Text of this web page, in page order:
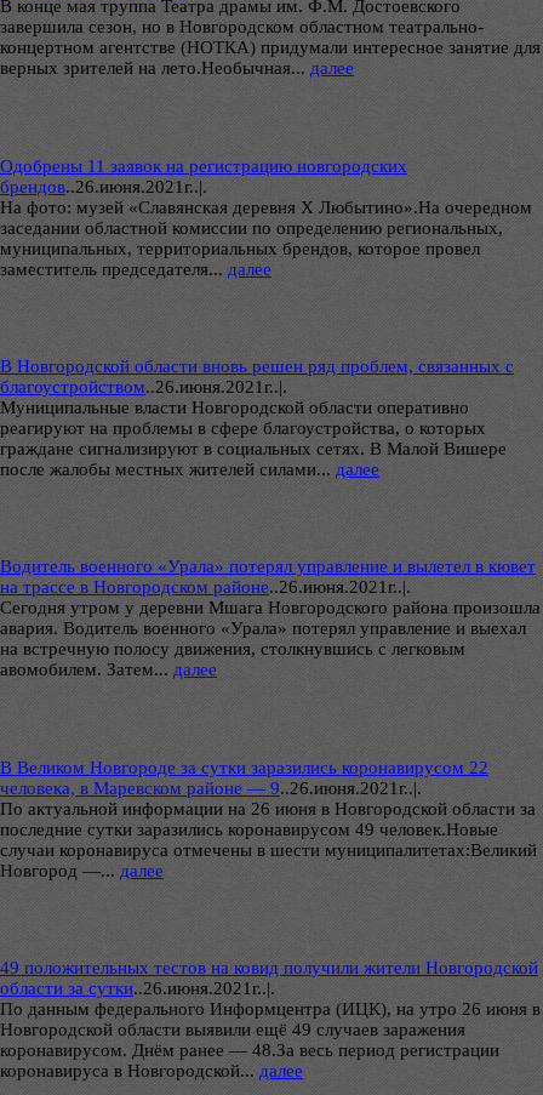
В конце мая труппа Театра драмы им. Ф.М. Достоевского
завершила сезон, но в Новгородском областном театрально-
концертном агентстве (НОТКА) придумали интересное занятие для
верных зрителей на лето.Необычная... далее
Одобрены 11 заявок на регистрацию новгородских
брендов..26.июня.2021г..|.
На фото: музей «Славянская деревня Х Любытино».На очередном
заседании областной комиссии по определению региональных,
муниципальных, территориальных брендов, которое провел
заместитель председателя... далее
В Новгородской области вновь решен ряд проблем, связанных с
благоустройством..26.июня.2021г..|.
Муниципальные власти Новгородской области оперативно
реагируют на проблемы в сфере благоустройства, о которых
граждане сигнализируют в социальных сетях. В Малой Вишере
после жалобы местных жителей силами... далее
Водитель военного «Урала» потерял управление и вылетел в кювет
на трассе в Новгородском районе..26.июня.2021г..|.
Сегодня утром у деревни Мшага Новгородского района произошла
авария. Водитель военного «Урала» потерял управление и выехал
на встречную полосу движения, столкнувшись с легковым
авомобилем. Затем... далее
В Великом Новгороде за сутки заразились коронавирусом 22
человека, в Маревском районе — 9..26.июня.2021г..|.
По актуальной информации на 26 июня в Новгородской области за
последние сутки заразились коронавирусом 49 человек.Новые
случаи коронавируса отмечены в шести муниципалитетах:Великий
Новгород —... далее
49 положительных тестов на ковид получили жители Новгородской
области за сутки..26.июня.2021г..|.
По данным федерального Информцентра (ИЦК), на утро 26 июня в
Новгородской области выявили ещё 49 случаев заражения
коронавирусом. Днём ранее — 48.За весь период регистрации
коронавируса в Новгородской... далее